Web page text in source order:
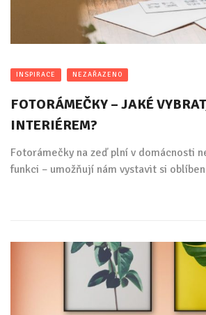
INSPIRACE NEZAŘAZENO
FOTORÁMEČKY – JAKÉ
INTERIÉREM?
Fotorámečky na zeď plní v domácnosti
funkci – umožňují nám vystavit si